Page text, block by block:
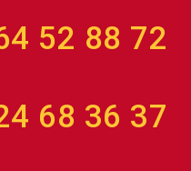
52 88 72
68 36 37